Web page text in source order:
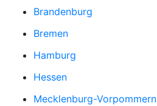
Brandenburg
Bremen
Hamburg
Hessen
Mecklenburg-Vorpommern